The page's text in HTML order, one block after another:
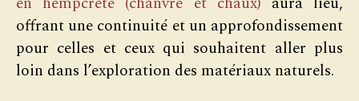
offrant une continuité et un approfondissement
pour celles et ceux qui souhaitent aller plus
loin dans l’exploration des matériaux naturels.